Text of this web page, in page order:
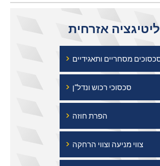
ליטיגציה אזרחית
›
›
› הפרת חוזה
› צווי מניעה וצווי הרחקה